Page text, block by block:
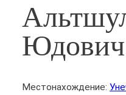
Юдович
Местонахождение: